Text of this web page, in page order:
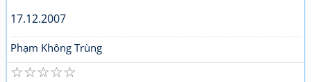
17.12.2007
Phạm Không Trùng
☆
☆
☆
☆
☆